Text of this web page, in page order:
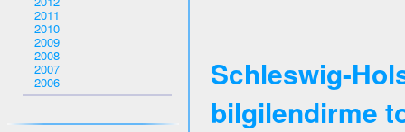
2011
2010
2009
2008
2007
2006
Schleswig-
bilgilendirme